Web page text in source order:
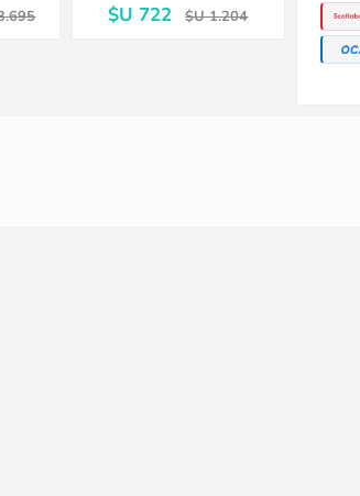
$U 722 $U 1.204